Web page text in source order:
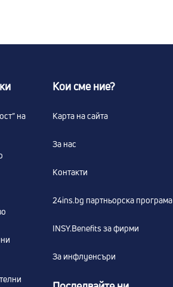
на
Кои сме ние?
Карта на сайта
За нас
Контакти
24ins.bg партньорска програма
INSY.Benefits за фирми
За инфлуенсъри